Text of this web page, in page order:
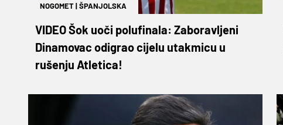
NOGOMET|ŠPANJOLSKA
VIDEO Šok uoči polufinala: Zaboravljeni
Dinamovac odigrao cijelu utakmicu u
rušenju Atletica!